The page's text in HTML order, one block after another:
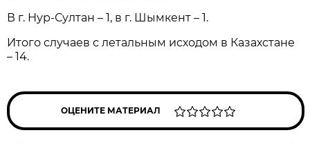
В г. Нур-Султан – 1, в г. Шымкент – 1.
Итого случаев с летальным исходом в Казахстане
– 14.
ОЦЕНИТЕ МАТЕРИАЛ